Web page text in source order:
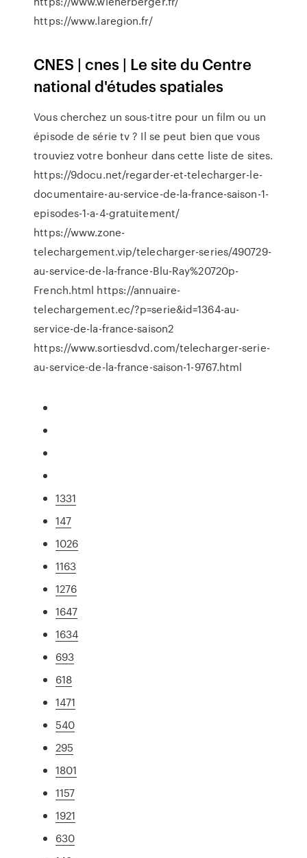
https://www.laregion.fr/
CNES | cnes | Le site du Centre
national d'études spatiales
Vous cherchez un sous-titre pour un film ou un
épisode de série tv ? Il se peut bien que vous
trouviez votre bonheur dans cette liste de sites.
https://9docu.net/regarder-et-telecharger-le-
documentaire-au-service-de-la-france-saison-1-
episodes-1-a-4-gratuitement/
https://www.zone-
telechargement.vip/telecharger-series/490729-
au-service-de-la-france-Blu-Ray%20720p-
French.html https://annuaire-
telechargement.ec/?p=serie&id=1364-au-
service-de-la-france-saison2
https://www.sortiesdvd.com/telecharger-serie-
au-service-de-la-france-saison-1-9767.html
1331
147
1026
1163
1276
1647
1634
693
618
1471
540
295
1801
1157
1921
630